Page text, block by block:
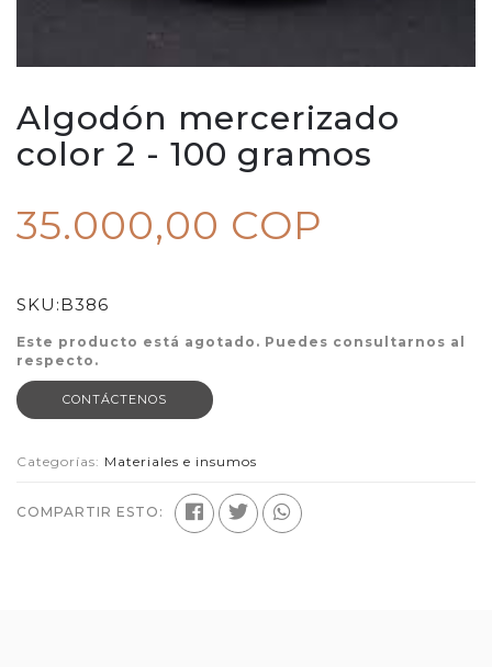
Algodón mercerizado
color 2 - 100 gramos
35.000,00 COP
SKU:B386
Este producto está agotado. Puedes consultarnos al
respecto.
CONTÁCTENOS
Categorías: Materiales e insumos
COMPARTIR ESTO: